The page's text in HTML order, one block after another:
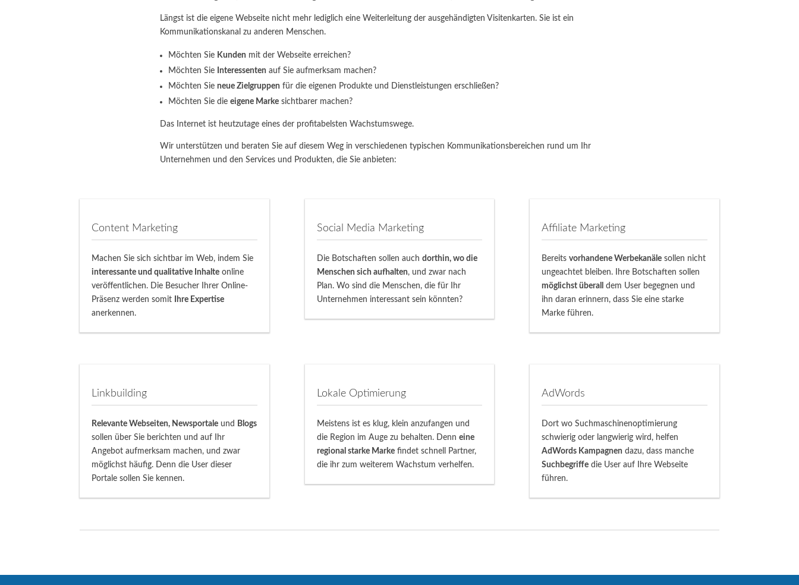
Längst ist die eigene Webseite nicht mehr lediglich eine Weiterleitung der ausgehändigten Visitenkarten. Sie ist ein
Kommunikationskanal zu anderen Menschen.
Möchten Sie Kunden mit der Webseite erreichen?
Möchten Sie Interessenten auf Sie aufmerksam machen?
Möchten Sie neue Zielgruppen für die eigenen Produkte und Dienstleistungen erschließen?
Möchten Sie die eigene Markesichtbarer machen?
Das Internet ist heutzutage eines der profitabelsten Wachstumswege.
Wir unterstützen und beraten Sie auf diesem Weg in verschiedenen typischen Kommunikationsbereichen rund um Ihr
Unternehmen und den Services und Produkten, die Sie anbieten:
Content Marketing
Machen Sie sich sichtbar im Web, indem Sie
interessante und qualitative Inhalte online
veröffentlichen. Die Besucher Ihrer Online-
Präsenz werden somit
Ihre Expertise
anerkennen.
Social Media Marketing
Die Botschaften sollen auch dorthin, wo die
Menschen sich aufhalten, und zwar nach
Plan. Wo sind die Menschen, die für Ihr
Unternehmen interessant sein könnten?
Affiliate Marketing
Bereits vorhandene Werbekanälesollen nicht
ungeachtet bleiben. Ihre Botschaften sollen
möglichst überall
dem User begegnen und
ihn daran erinnern, dass Sie eine starke
Marke führen.
Linkbuilding
Relevante Webseiten, Newsportale und
Blogs
sollen über Sie berichten und auf Ihr
Angebot aufmerksam machen, und zwar
möglichst häufig. Denn die User dieser
Portale sollen Sie kennen.
Lokale Optimierung
Meistens ist es klug, klein anzufangen und
die Region im Auge zu behalten. Denn eine
regional starke Markefindet schnell Partner,
die ihr zum weiterem Wachstum verhelfen.
AdWords
Dort wo Suchmaschinenoptimierung
schwierig oder langwierig wird, helfen
AdWords Kampagnen dazu, dass manche
Suchbegriffedie User auf Ihre Webseite
führen.